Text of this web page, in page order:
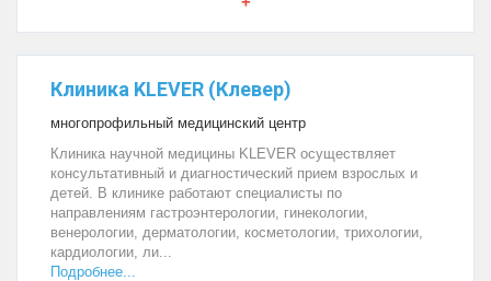
Клиника KLEVER (Клевер)
многопрофильный медицинский центр
Клиника научной медицины KLEVER осуществляет
консультативный и диагностический прием взрослых и
детей. В клинике работают специалисты по
направлениям гастроэнтерологии, гинекологии,
венерологии, дерматологии, косметологии, трихологии,
кардиологии, ли...
Подробнее...